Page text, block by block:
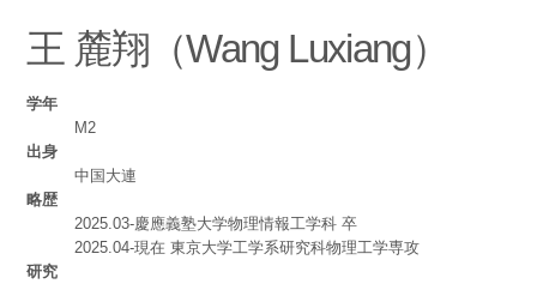
王 麓翔（Wang Luxiang）
学年
M2
出身
中国大連
略歴
2025.03-慶應義塾大学物理情報工学科 卒
2025.04-現在 東京大学工学系研究科物理工学専攻
研究